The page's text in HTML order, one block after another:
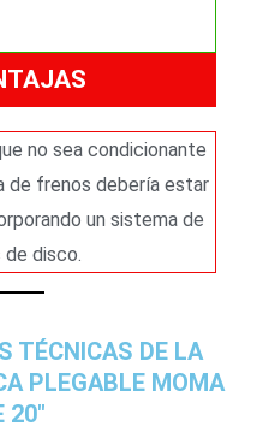
no sea condicionante
de frenos debería estar
un sistema de
de disco.
TÉCNICAS DE LA
PLEGABLE MOMA
20"